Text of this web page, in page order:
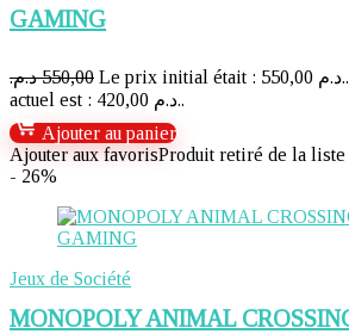
GAMING
550,00 د.م. Le prix initial était : 550,00 د.م..
actuel est : 420,00 د.م..
Ajouter au panier
Ajouter aux favorisProduit retiré de la liste
- 26%
Jeux de Société
MONOPOLY ANIMAL